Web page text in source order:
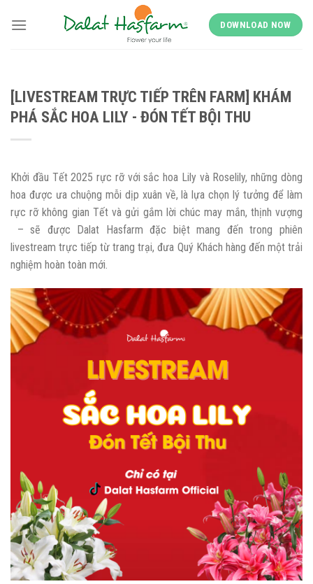
DOWNLOAD NOW
[LIVESTREAM TRỰC TIẾP TRÊN FARM] KHÁM
PHÁ SẮC HOA LILY - ĐÓN TẾT BỘI THU
Khởi đầu Tết 2025 rực rỡ với sắc hoa Lily và Roselily, những dòng
hoa được ưa chuộng mỗi dịp xuân về, là lựa chọn lý tưởng để làm
rực rỡ không gian Tết và gửi gắm lời chúc may mắn, thịnh vượng
– sẽ được Dalat Hasfarm đặc biệt mang đến trong phiên
livestream trực tiếp từ trang trại, đưa Quý Khách hàng đến một trải
nghiệm hoàn toàn mới.